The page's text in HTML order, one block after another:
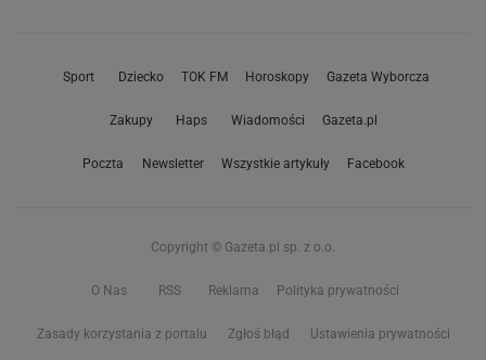
Sport Dziecko TOK FM Horoskopy Gazeta Wyborcza
Zakupy Haps Wiadomości Gazeta.pl
Poczta Newsletter Wszystkie artykuły Facebook
Copyright © Gazeta.pl sp. z o.o.
O Nas RSS Reklama Polityka prywatności
Zasady korzystania z portalu Zgłoś błąd Ustawienia prywatności